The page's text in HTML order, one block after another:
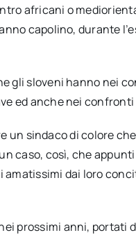
africani o
capolino, durante
gli sloveni hanno nei
ed anche nei
un sindaco di colore
caso, così, che
dai loro
prossimi anni, portati